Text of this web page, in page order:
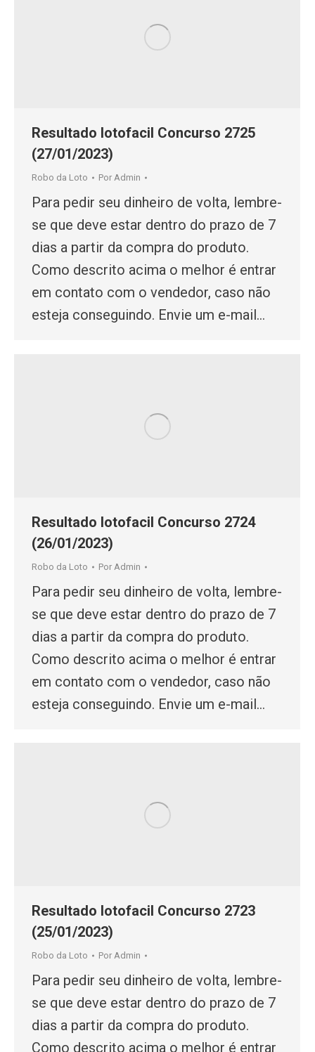
Resultado lotofacil Concurso 2725
(27/01/2023)
Robo da Loto Por Admin
Para pedir seu dinheiro de volta, lembre-
se que deve estar dentro do prazo de 7
dias a partir da compra do produto.
Como descrito acima o melhor é entrar
em contato com o vendedor, caso não
esteja conseguindo. Envie um e-mail…
Resultado lotofacil Concurso 2724
(26/01/2023)
Robo da Loto Por Admin
Para pedir seu dinheiro de volta, lembre-
se que deve estar dentro do prazo de 7
dias a partir da compra do produto.
Como descrito acima o melhor é entrar
em contato com o vendedor, caso não
esteja conseguindo. Envie um e-mail…
Resultado lotofacil Concurso 2723
(25/01/2023)
Robo da Loto Por Admin
Para pedir seu dinheiro de volta, lembre-
se que deve estar dentro do prazo de 7
dias a partir da compra do produto.
Como descrito acima o melhor é entrar